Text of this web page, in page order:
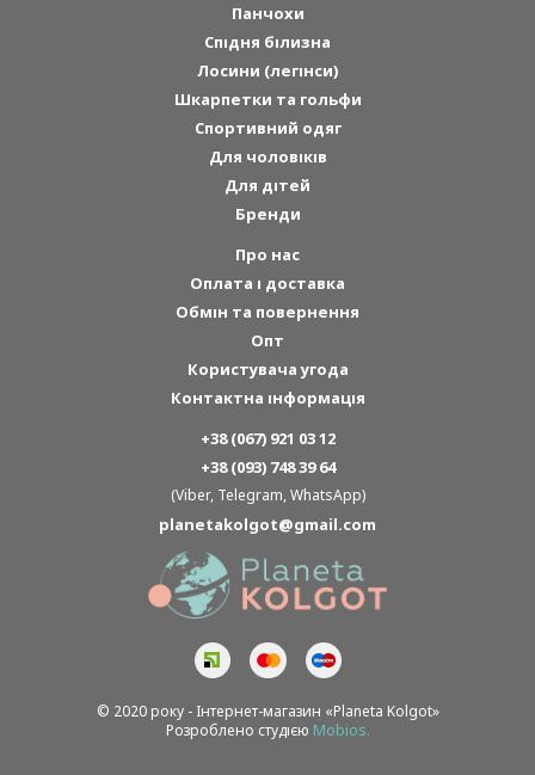
© 2020 року - Інтернет-магазин «Planeta Kolgot»
Розроблено студією Mobios.
Панчохи
Спідня білизна
Лосини (легінси)
Шкарпетки та гольфи
Спортивний одяг
Для чоловіків
Для дітей
Бренди
Про нас
Оплата і доставка
Обмін та повернення
Опт
Користувача угода
Контактна інформація
+38 (067) 921 03 12
+38 (093) 748 39 64
(Viber, Telegram, WhatsApp)
planetakolgot@gmail.com